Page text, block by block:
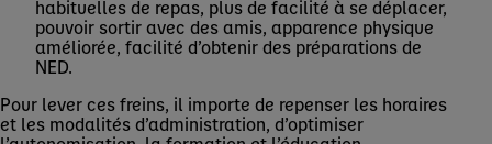
habituelles de repas, plus de facilité à se déplacer,
pouvoir sortir avec des amis, apparence physique
améliorée, facilité d’obtenir des préparations de
NED.
Pour lever ces freins, il importe de repenser les horaires
et les modalités d’administration, d’optimiser